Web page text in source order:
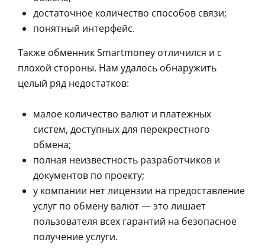
достаточное количество способов связи;
понятный интерфейс.
Также обменник Smartmoney отличился и с
плохой стороны. Нам удалось обнаружить
целый ряд недостатков:
малое количество валют и платежных
систем, доступных для перекрестного
обмена;
полная неизвестность разработчиков и
документов по проекту;
у компании нет лицензии на предоставление
услуг по обмену валют — это лишает
пользователя всех гарантий на безопасное
получение услуги.